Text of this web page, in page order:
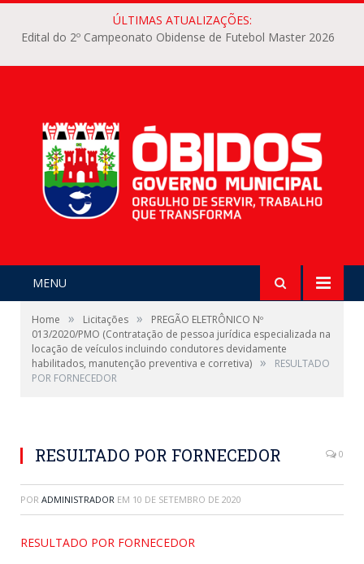
ÚLTIMAS ATUALIZAÇÕES:
Edital do 2º Campeonato Obidense de Futebol Master 2026
MENU
Home » Licitações »
PREGÃO ELETRÔNICO Nº
013/2020/PMO (Contratação de pessoa jurídica especializada na
locação de veículos incluindo condutores devidamente
habilitados, manutenção preventiva e corretiva) »
RESULTADO
POR FORNECEDOR
RESULTADO POR FORNECEDOR 0
POR ADMINISTRADOR EM 10 DE SETEMBRO DE 2020
RESULTADO POR FORNECEDOR